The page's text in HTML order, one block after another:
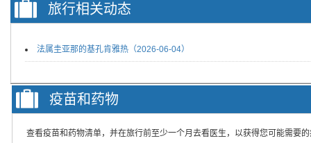
旅行相关动态
法属圭亚那的基孔肯雅热（2026-06-04）
疫苗和药物
查看疫苗和药物清单，并在旅行前至少一个月去看医生，以获得您可能需要